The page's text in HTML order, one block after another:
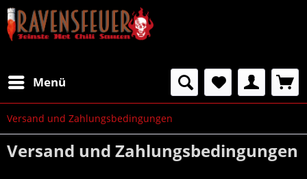
Menü
Versand und Zahlungsbedingungen
Versand und Zahlungsbedingungen